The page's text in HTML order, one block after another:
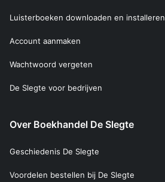
Luisterboeken downloaden en installeren
Account aanmaken
Wachtwoord vergeten
De Slegte voor bedrijven
Over Boekhandel De Slegte
Geschiedenis De Slegte
Voordelen bestellen bij De Slegte